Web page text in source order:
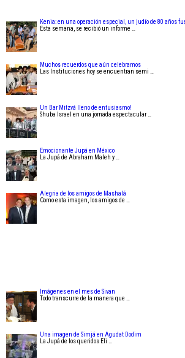
Kenia: en una operación especial, un judío de 80 años
Esta semana, se recibió un informe …
Muchos recuerdos que aún celebramos
Las Instituciones hoy se encuentran semi …
Un Bar Mitzvá lleno de entusiasmo!
Shuba Israel en una jornada espectacular …
Emocionante Jupá en México
La Jupá de Abraham Maleh y …
Alegria de los amigos de Mashalá
Como esta imagen, los amigos de …
Imágenes en el mes de Sivan
Todo transcurre de la manera que …
Una imagen de Simjá en Agudat Dodim
La Jupá de los queridos Eli …